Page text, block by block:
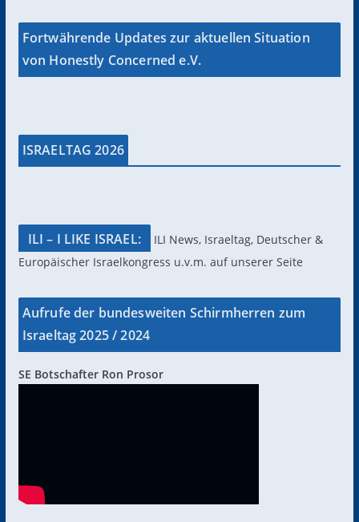
Fortwährende Updates zur aktuellen Situation
von Honestly Concerned e.V.
ISRAELTAG 2026
ILI – I LIKE ISRAEL:
ILI News, Israeltag, Deutscher &
Europäischer Israelkongress u.v.m. auf unserer Seite
Aufrufe der bundesweiten Schirmherren zum
Israeltag 2025 / 2024
SE Botschafter Ron Prosor